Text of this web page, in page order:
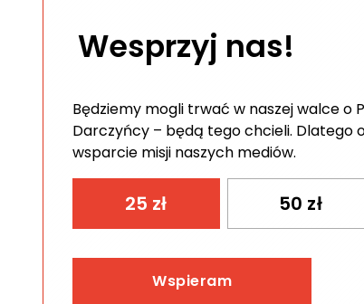
Wesprzyj nas!
Będziemy mogli trwać w naszej walce o
Darczyńcy – będą tego chcieli. Dlatego
wsparcie misji naszych mediów.
25 zł 50 zł
Wspieram